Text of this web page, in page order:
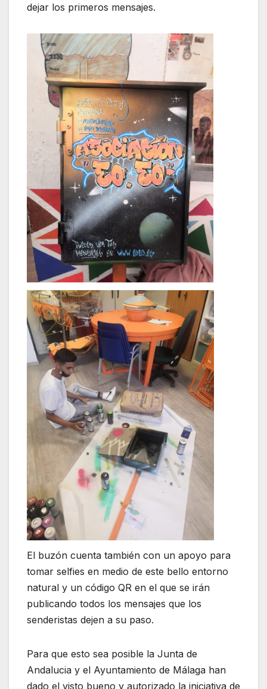
dejar los primeros mensajes.
El buzón cuenta también con un apoyo para
tomar selfies en medio de este bello entorno
natural y un código QR en el que se irán
publicando todos los mensajes que los
senderistas dejen a su paso.
Para que esto sea posible la Junta de
Andalucia y el Ayuntamiento de Málaga han
dado el visto bueno y autorizado la iniciativa de